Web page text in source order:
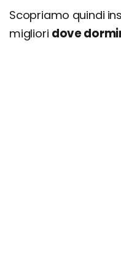
Scopriamo quindi
migliori dove